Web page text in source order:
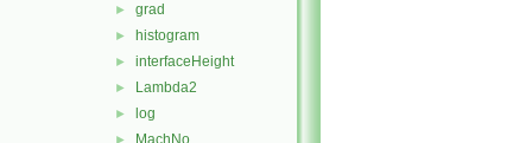
► grad
► histogram
► interfaceHeight
► Lambda2
► log
MachNo